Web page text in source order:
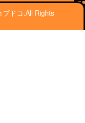
ドコ.All Rights